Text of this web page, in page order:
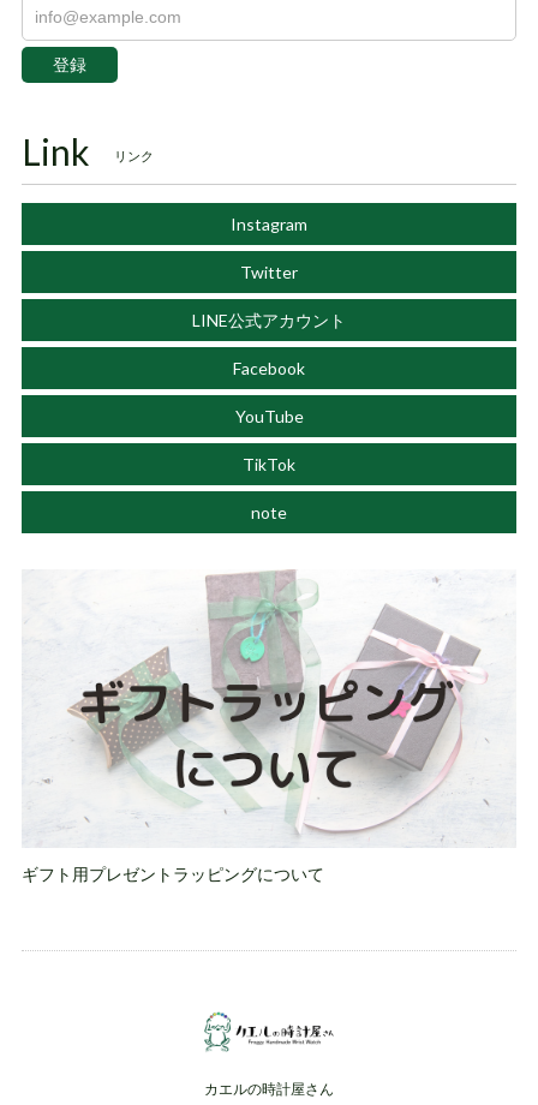
登録
Link リンク
Instagram
Twitter
LINE公式アカウント
Facebook
YouTube
TikTok
note
ギフト用プレゼントラッピングについて
カエルの時計屋さん